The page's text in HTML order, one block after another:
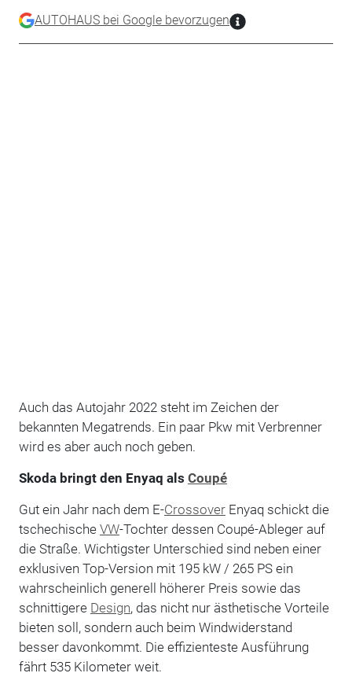
AUTOHAUS bei Google bevorzugen
Auch das Autojahr 2022 steht im Zeichen der
bekannten Megatrends. Ein paar Pkw mit Verbrenner
wird es aber auch noch geben.
Skoda bringt den Enyaq als Coupé
Gut ein Jahr nach dem E-CrossoverEnyaq schickt die
tschechische VW-Tochter dessen Coupé-Ableger auf
die Straße. Wichtigster Unterschied sind neben einer
exklusiven Top-Version mit 195 kW / 265 PS ein
wahrscheinlich generell höherer Preis sowie das
schnittigere Design, das nicht nur ästhetische Vorteile
bieten soll, sondern auch beim Windwiderstand
besser davonkommt. Die effizienteste Ausführung
fährt 535 Kilometer weit.